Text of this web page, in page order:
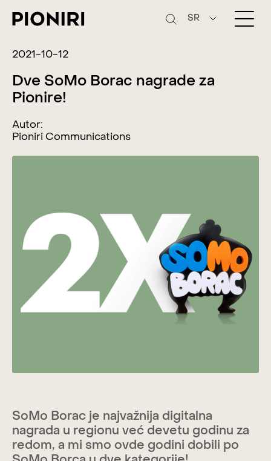
SR
2021-10-12
Dve SoMo Borac nagrade za
Pionire!
Autor:
Pioniri Communications
SoMo Borac je najvažnija digitalna
nagrada u regionu već devetu godinu za
redom, a mi smo ovde godini dobili po